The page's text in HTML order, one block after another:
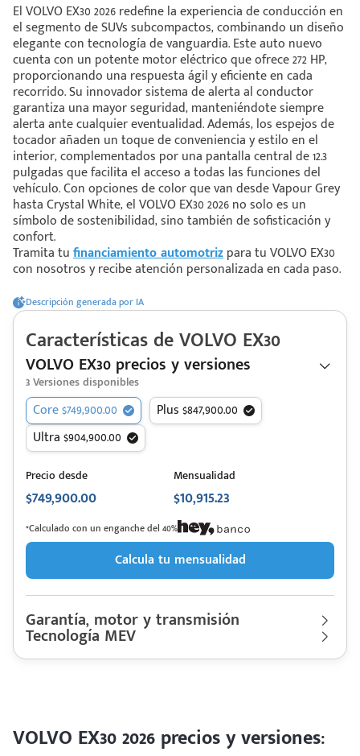
El VOLVO EX30 2026 redefine la experiencia de conducción en
el segmento de SUVs subcompactos, combinando un diseño
elegante con tecnología de vanguardia. Este auto nuevo
cuenta con un potente motor eléctrico que ofrece 272 HP,
proporcionando una respuesta ágil y eficiente en cada
recorrido. Su innovador sistema de alerta al conductor
garantiza una mayor seguridad, manteniéndote siempre
alerta ante cualquier eventualidad. Además, los espejos de
tocador añaden un toque de conveniencia y estilo en el
interior, complementados por una pantalla central de 12.3
pulgadas que facilita el acceso a todas las funciones del
vehículo. Con opciones de color que van desde Vapour Grey
hasta Crystal White, el VOLVO EX30 2026 no solo es un
símbolo de sostenibilidad, sino también de sofisticación y
confort.
Tramita tufinanciamiento automotrizpara tu VOLVO EX30
con nosotros y recibe atención personalizada en cada paso.
Descripción generada por IA
Características deVOLVO EX30
VOLVO EX30 precios y versiones
3Versiones disponibles
Core $749,900.00
Plus $847,900.00
Ultra $904,900.00
Precio desde
$749,900.00
Mensualidad
$10,915.23
*Calculado con un enganche del 40%
Calcula tu mensualidad
Garantía, motor y transmisión
Garantía
100,000 Km | 3 años
Motor cilindros
Lt Eléctrico | Hp. 272
Tecnología MEV
Descripción de funcionamiento motorizaciónVOLVOEX30
VOLVO EX30 2026 precios y versiones:
más
estoy viendo 😀